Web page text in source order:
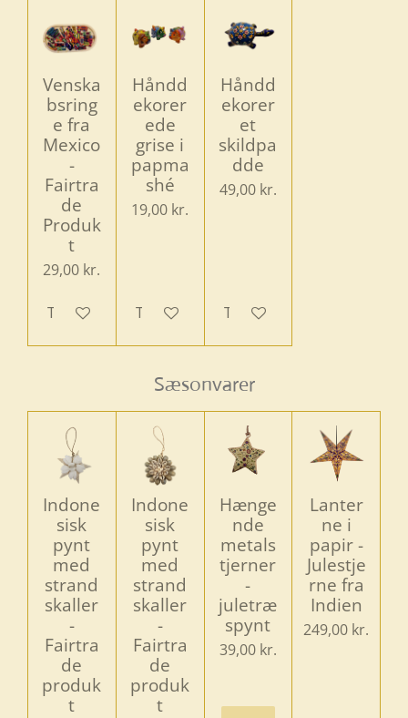
Venska
bsring
e fra
Mexico
-
Fairtra
de
Produk
t
29,00 kr.
Tilføj til kurv
Håndd
ekorer
ede
grise i
papma
shé
19,00 kr.
Tilføj til kurv
Håndd
ekorer
et
skildpa
dde
49,00 kr.
Tilføj til kurv
Sæsonvarer
Indone
sisk
pynt
med
strand
skaller
-
Fairtra
de
produk
t
Indone
sisk
pynt
med
strand
skaller
-
Fairtra
de
produk
t
Hænge
nde
metals
tjerner
-
juletræ
spynt
39,00 kr.
Lanter
ne i
papir -
Julestje
rne fra
Indien
249,00 kr.